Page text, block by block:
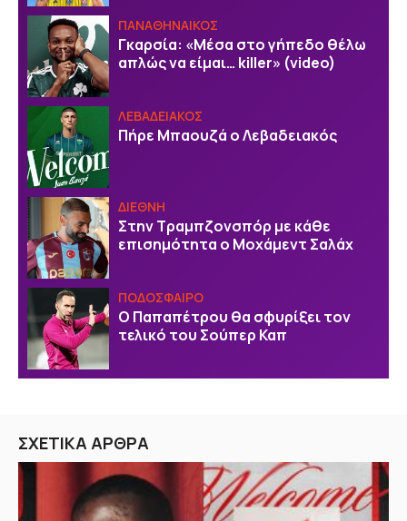
ΠΑΝΑΘΗΝΑΙΚΟΣ
Γκαρσία: «Μέσα στο γήπεδο θέλω
απλώς να είμαι… killer» (video)
ΛΕΒΑΔΕΙΑΚΟΣ
Πήρε Μπαουζά ο Λεβαδειακός
ΔΙΕΘΝΗ
Στην Τραμπζονσπόρ με κάθε
επισημότητα ο Μοχάμεντ Σαλάχ
ΠΟΔΟΣΦΑΙΡΟ
Ο Παπαπέτρου θα σφυρίξει τον
τελικό του Σούπερ Καπ
ΣΧΕΤΙΚΑ ΑΡΘΡΑ